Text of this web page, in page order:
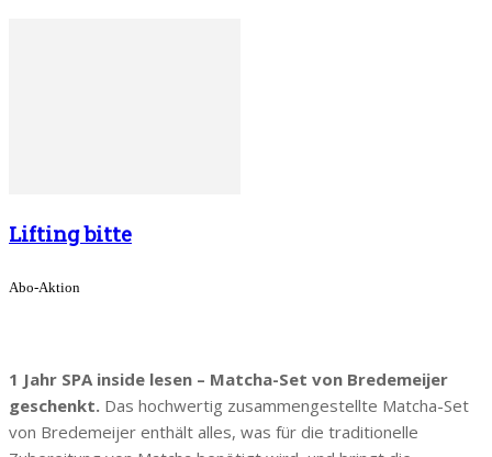
Lifting bitte
Abo-Aktion
1 Jahr SPA inside lesen – Matcha-Set von Bredemeijer
geschenkt. Das hochwertig zusammengestellte Matcha-Set
von Bredemeijer enthält alles, was für die traditionelle